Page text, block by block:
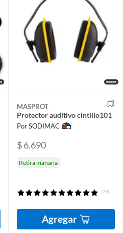
MASPROT
Protector auditivo cintillo101
Por SODIMAC
$ 6.690
Retira mañana
(79)
Agregar